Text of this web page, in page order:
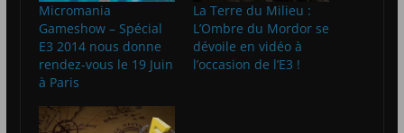
Micromania
Gameshow – Spécial
E3 2014 nous donne
rendez-vous le 19 Juin
à Paris
La Terre du Milieu :
L’Ombre du Mordor se
dévoile en vidéo à
l’occasion de l’E3 !